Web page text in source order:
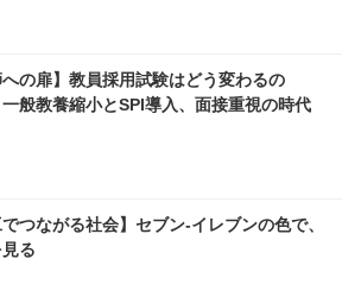
への扉】教員採用試験はどう変わるの
般教養縮小とSPI導入、面接重視の時代
でつながる社会】セブン‐イレブンの色で、
る